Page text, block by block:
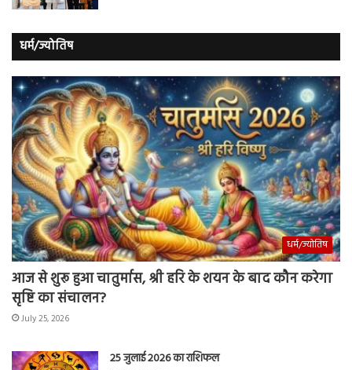
धर्म/ज्योतिष
धर्म/ज्योतिष
आज से शुरू हुआ चातुर्मास, श्री हरि के शयन के बाद कौन करेगा
सृष्टि का संचालन?
July 25, 2026
25 जुलाई 2026 का राशिफल